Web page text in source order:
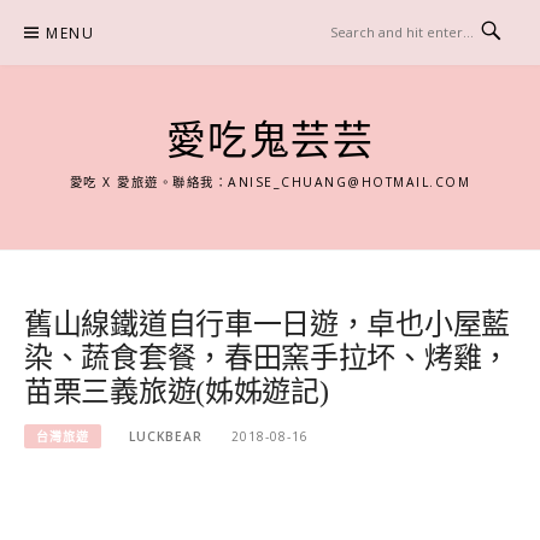
content
MENU
愛吃鬼芸芸
愛吃 X 愛旅遊。聯絡我：ANISE_CHUANG@HOTMAIL.COM
舊山線鐵道自行車一日遊，卓也小屋藍
染、蔬食套餐，春田窯手拉坏、烤雞，
苗栗三義旅遊(姊姊遊記)
台灣旅遊 LUCKBEAR 2018-08-16